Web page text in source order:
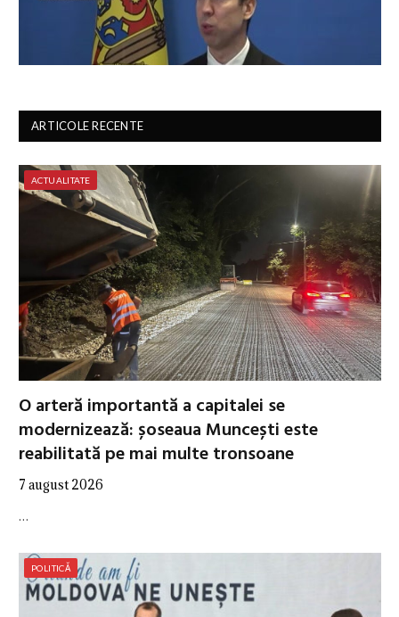
ARTICOLE RECENTE
ACTUALITATE
O arteră importantă a capitalei se
modernizează: șoseaua Muncești este
reabilitată pe mai multe tronsoane
7 august 2026
…
POLITICĂ